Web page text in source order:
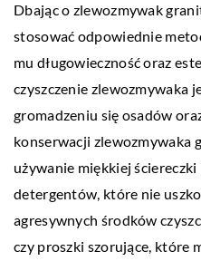
Dbając o zlewozmywak
stosować odpowiednie
mu długowieczność oraz
czyszczenie zlewozmywaka
gromadzeniu się osadów
konserwacji zlewozmywaka
używanie miękkiej
detergentów, które nie
agresywnych środków
czy proszki szorujące, które